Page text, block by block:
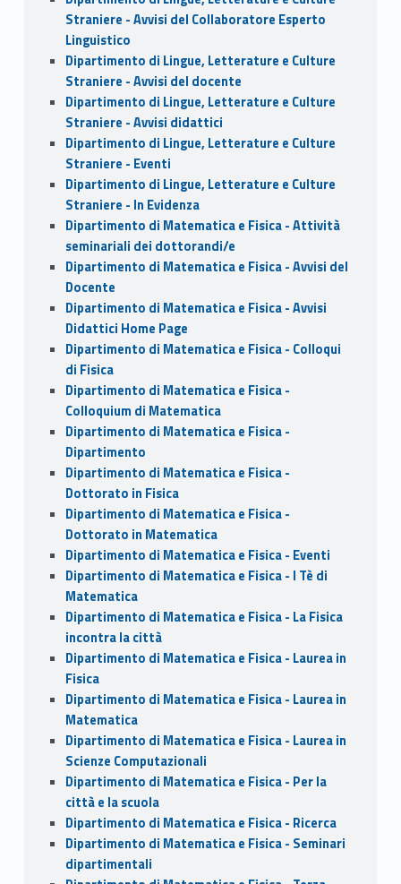
Straniere - Avvisi del Collaboratore Esperto
Linguistico
Dipartimento di Lingue, Letterature e Culture
Straniere - Avvisi del docente
Dipartimento di Lingue, Letterature e Culture
Straniere - Avvisi didattici
Dipartimento di Lingue, Letterature e Culture
Straniere - Eventi
Dipartimento di Lingue, Letterature e Culture
Straniere - In Evidenza
Dipartimento di Matematica e Fisica - Attività
seminariali dei dottorandi/e
Dipartimento di Matematica e Fisica - Avvisi del
Docente
Dipartimento di Matematica e Fisica - Avvisi
Didattici Home Page
Dipartimento di Matematica e Fisica - Colloqui
di Fisica
Dipartimento di Matematica e Fisica -
Colloquium di Matematica
Dipartimento di Matematica e Fisica -
Dipartimento
Dipartimento di Matematica e Fisica -
Dottorato in Fisica
Dipartimento di Matematica e Fisica -
Dottorato in Matematica
Dipartimento di Matematica e Fisica - Eventi
Dipartimento di Matematica e Fisica - I Tè di
Matematica
Dipartimento di Matematica e Fisica - La Fisica
incontra la città
Dipartimento di Matematica e Fisica - Laurea in
Fisica
Dipartimento di Matematica e Fisica - Laurea in
Matematica
Dipartimento di Matematica e Fisica - Laurea in
Scienze Computazionali
Dipartimento di Matematica e Fisica - Per la
città e la scuola
Dipartimento di Matematica e Fisica - Ricerca
Dipartimento di Matematica e Fisica - Seminari
dipartimentali